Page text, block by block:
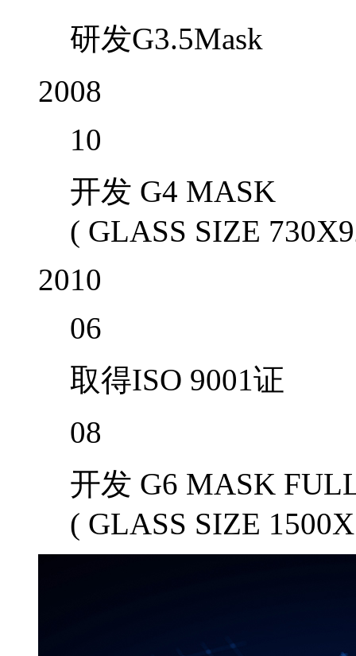
研发G3.5Mask
2008
10
开发 G4 MASK
( GLASS SIZE
2010
06
取得ISO 9001证
08
开发 G6 MASK
( GLASS SIZE